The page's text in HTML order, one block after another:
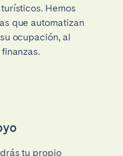
Hemos
que automatizan
ocupación, al
tu propio